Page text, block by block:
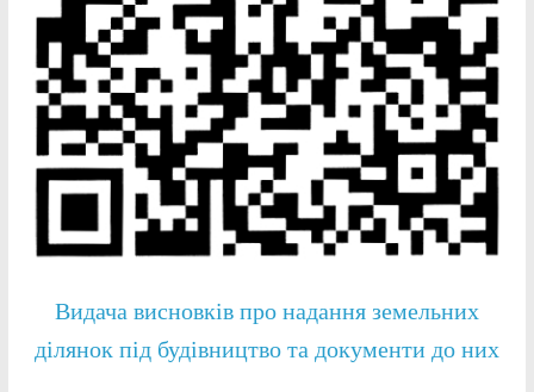
Видача висновків про надання земельних
ділянок під будівництво та документи до них